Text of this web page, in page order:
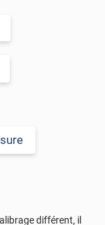
type de lieux : en
posé en intérieur
de surchauffe,
différent, il